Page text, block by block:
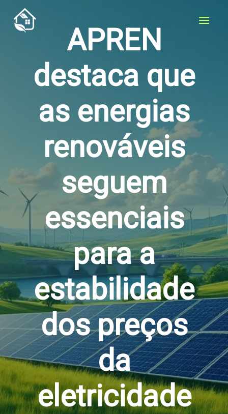
content
APREN
destaca que
as energias
renováveis
seguem
essenciais
para a
estabilidade
dos preços
da
eletricidade